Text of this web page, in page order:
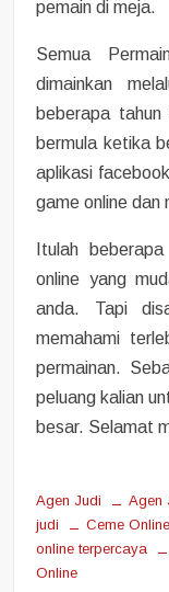
pemain di meja.
Semua
dimainkan
beberapa
bermula ketika
aplikasi
game online dan
Itulah
online yang
anda. Tapi
memahami
permainan.
peluang kalian
besar. Selamat
Agen Judi Agen
judi
Ceme Online
online terpercaya
Online